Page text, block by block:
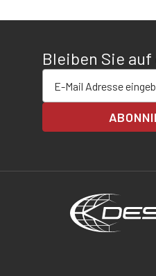
Bleiben Sie